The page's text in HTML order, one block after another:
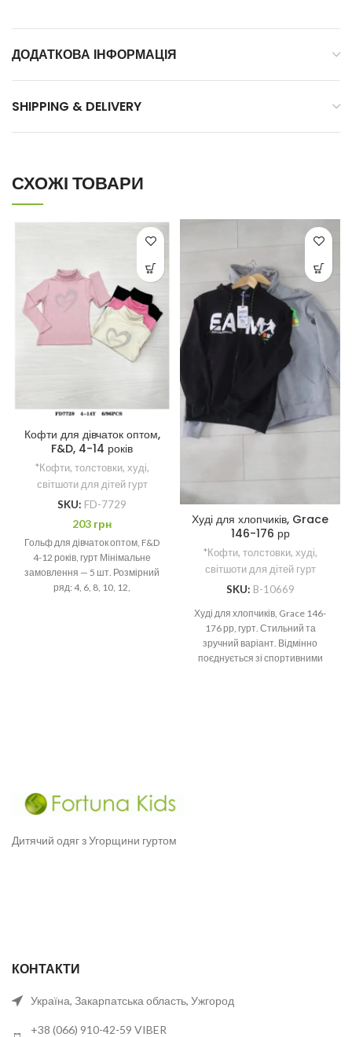
ДОДАТКОВА ІНФОРМАЦІЯ
SHIPPING & DELIVERY
СХОЖІ ТОВАРИ
Кофти для дівчаток оптом,
F&D, 4-14 років
*Кофти, толстовки, худі,
світшоти для дітей гурт
SKU: FD-7729
203 грн
Гольф для дівчаток оптом, F&D
4-12 років, гурт Мінімальне
замовлення — 5 шт. Розмірний
ряд: 4, 6, 8, 10, 12,
Худі для хлопчиків, Grace
146-176 рр
*Кофти, толстовки, худі,
світшоти для дітей гурт
SKU: B-10669
Худі для хлопчиків, Grace 146-
176 рр, гурт. Стильний та
зручний варіант. Відмінно
поєднується зі спортивними
Дитячий одяг з Угорщини гуртом
КОНТАКТИ
Україна, Закарпатська область, Ужгород
+38 (066) 910-42-59 VIBER